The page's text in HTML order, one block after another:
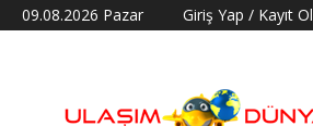
09.08.2026 Pazar Giriş Yap / Kayıt Ol
Dünyası